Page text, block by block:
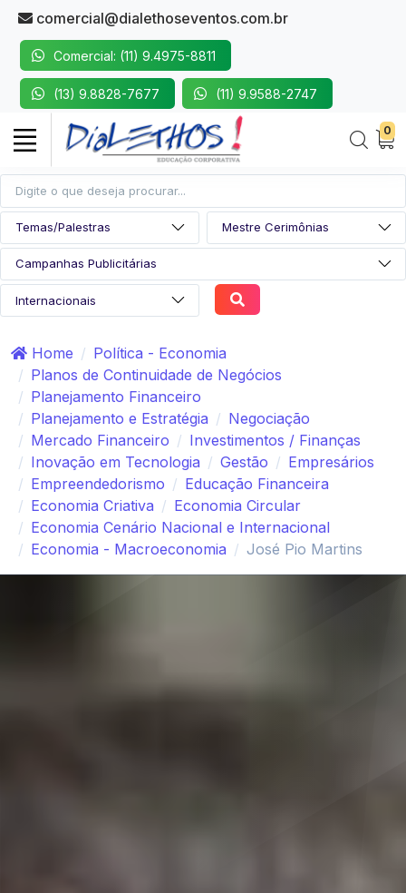
comercial@dialethoseventos.com.br
Comercial: (11) 9.4975-8811
(13) 9.8828-7677 (11) 9.9588-2747
0
Home
Política - Economia
Planos de Continuidade de Negócios
Planejamento Financeiro
Planejamento e Estratégia
Negociação
Mercado Financeiro
Investimentos / Finanças
Inovação em Tecnologia
Gestão
Empresários
Empreendedorismo
Educação Financeira
Economia Criativa
Economia Circular
Economia Cenário Nacional e Internacional
Economia - Macroeconomia
José Pio Martins